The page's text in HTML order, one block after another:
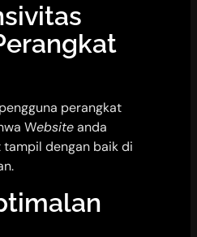
perangkat
Websiteanda
dengan baik di